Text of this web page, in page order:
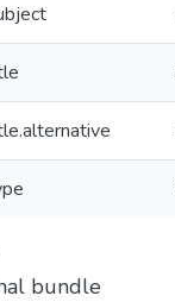
bundle